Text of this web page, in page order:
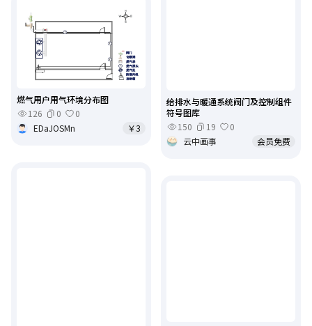
给排水与暖通系统阀门及控制组件
符号图库
150
19
0
云中画事
会员免费
燃气用户用气环境分布图
126
0
0
EDaJOSMn
￥3